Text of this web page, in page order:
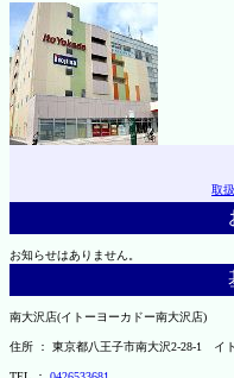
取
お知らせはありません。
南大沢店(イトーヨーカドー南大沢店)
住所 ： 東京都八王子市南大沢2-28-1 イ